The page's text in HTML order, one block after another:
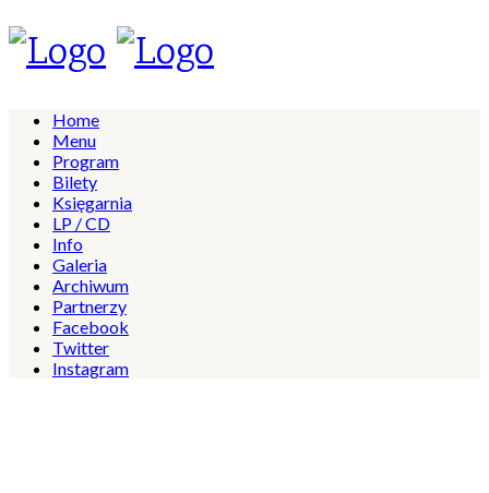
Home
Menu
Program
Bilety
Księgarnia
LP / CD
Info
Galeria
Archiwum
Partnerzy
Facebook
Twitter
Instagram